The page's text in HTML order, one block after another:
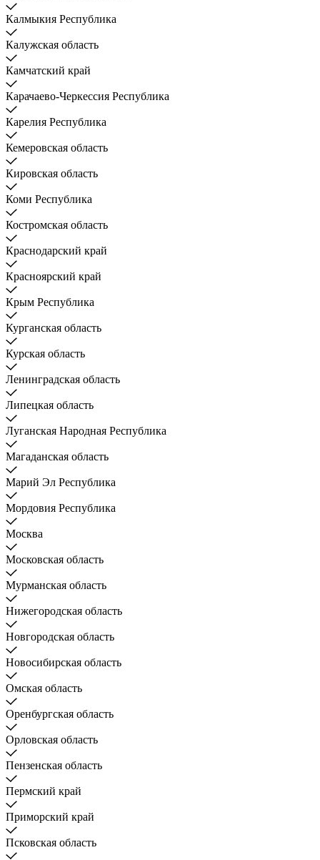
Калмыкия Республика
Калужская область
Камчатский край
Карачаево-Черкессия Республика
Карелия Республика
Кемеровская область
Кировская область
Коми Республика
Костромская область
Краснодарский край
Красноярский край
Крым Республика
Курганская область
Курская область
Ленинградская область
Липецкая область
Луганская Народная Республика
Магаданская область
Марий Эл Республика
Мордовия Республика
Москва
Московская область
Мурманская область
Нижегородская область
Новгородская область
Новосибирская область
Омская область
Оренбургская область
Орловская область
Пензенская область
Пермский край
Приморский край
Псковская область